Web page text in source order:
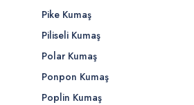
Pike Kumaş
Piliseli Kumaş
Polar Kumaş
Ponpon Kumaş
Poplin Kumaş